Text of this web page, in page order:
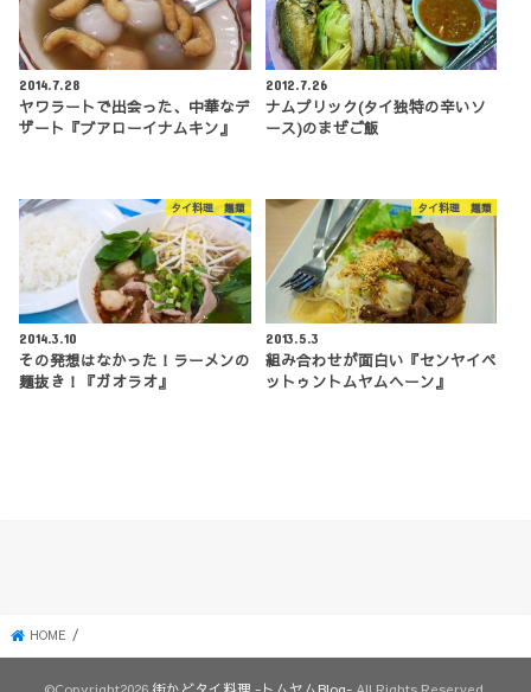
2014.7.28
ヤワラートで出会った、中華なデ
ザート『ブアローイナムキン』
2012.7.26
ナムプリック(タイ独特の辛いソ
ース)のまぜご飯
タイ料理 麺類
2014.3.10
その発想はなかった！ラーメンの
麺抜き！『ガオラオ』
タイ料理 麺類
2013.5.3
組み合わせが面白い『センヤイペ
ットゥントムヤムヘーン』
HOME
©Copyright2026 街かどタイ料理 -トムヤムBlog- .All Rights Reserved.